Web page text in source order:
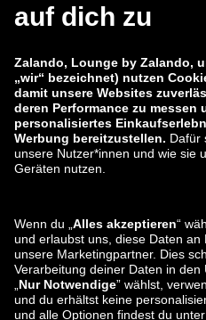
zalando-lounge.co.uk
zalando-prive.es
zalando-lounge.lt
zalando-lounge.ro
zalando-lounge.lu
zalando-lounge.lv